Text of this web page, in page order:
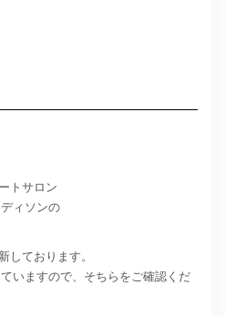
トサロン
ィソンの
しております。
いますので、そちらをご確認くだ